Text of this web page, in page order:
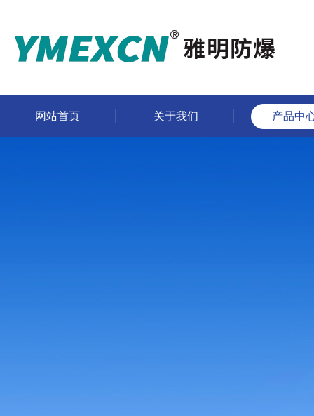
网站首页 关于我们 产品中